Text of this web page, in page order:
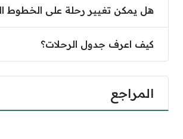
هل يمكن تغيير رحلة على الخطوط
كيف اعرف جدول الرحلات؟
المراجع